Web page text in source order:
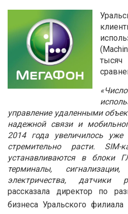
управление удаленными
надежной связи и
2014 года увеличилось
стремительно расти.
устанавливаются в блоки
терминалы,
электричества, датчики
рассказала директор по
бизнеса Уральского